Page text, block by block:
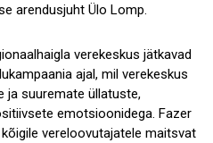
arendusjuht Ülo Lomp.
verekeskus jätkavad
ajal, mil verekeskus
ja suuremate üllatuste,
emotsioonidega. Fazer
vereloovutajatele maitsvat